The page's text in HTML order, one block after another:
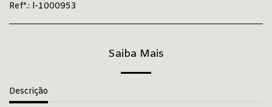
Refª.: l-1000953
Saiba Mais
Descrição